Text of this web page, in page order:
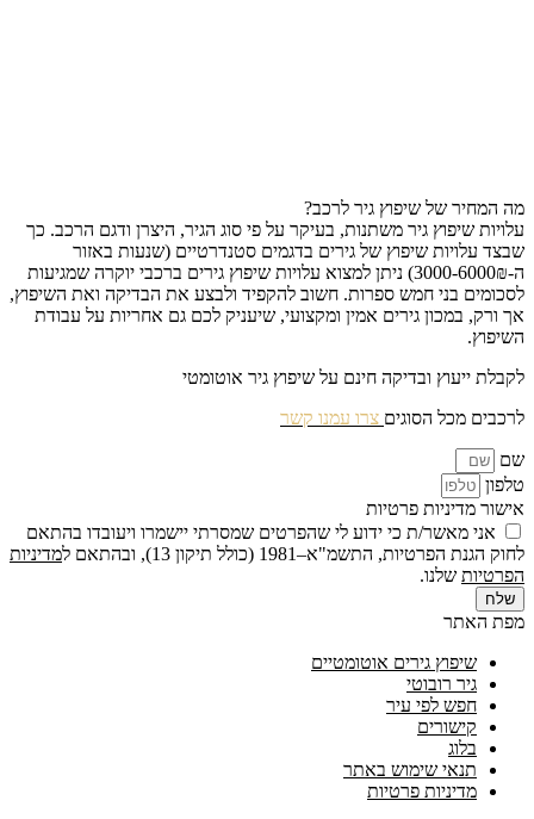
מה המחיר של שיפוץ גיר לרכב?
עלויות שיפוץ גיר משתנות, בעיקר על פי סוג הגיר, היצרן ודגם הרכב. כך
שבצד עלויות שיפוץ של גירים בדגמים סטנדרטיים (שנעות באזור
ה-3000-6000₪) ניתן למצוא עלויות שיפוץ גירים ברכבי יוקרה שמגיעות
לסכומים בני חמש ספרות. חשוב להקפיד ולבצע את הבדיקה ואת השיפוץ,
אך ורק, במכון גירים אמין ומקצועי, שיעניק לכם גם אחריות על עבודת
השיפוץ.
לקבלת ייעוץ ובדיקה חינם על שיפוץ גיר אוטומטי
לרכבים מכל הסוגים צרו עמנו קשר
שם
טלפון
אישור מדיניות פרטיות
אני מאשר/ת כי ידוע לי שהפרטים שמסרתי יישמרו ויעובדו בהתאם
לחוק הגנת הפרטיות, התשמ"א–1981 (כולל תיקון 13), ובהתאם ל
מדיניות
הפרטיות שלנו.
שלח
מפת האתר
שיפוץ גירים אוטומטיים
גיר רובוטי
חפש לפי עיר
קישורים
בלוג
תנאי שימוש באתר
מדיניות פרטיות